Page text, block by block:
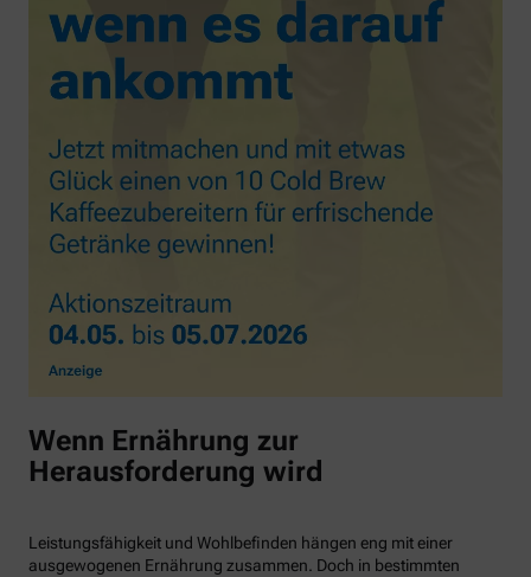
Wenn Ernährung zur
Herausforderung wird
Leistungsfähigkeit und Wohlbefinden hängen eng mit einer
ausgewogenen Ernährung zusammen. Doch in bestimmten